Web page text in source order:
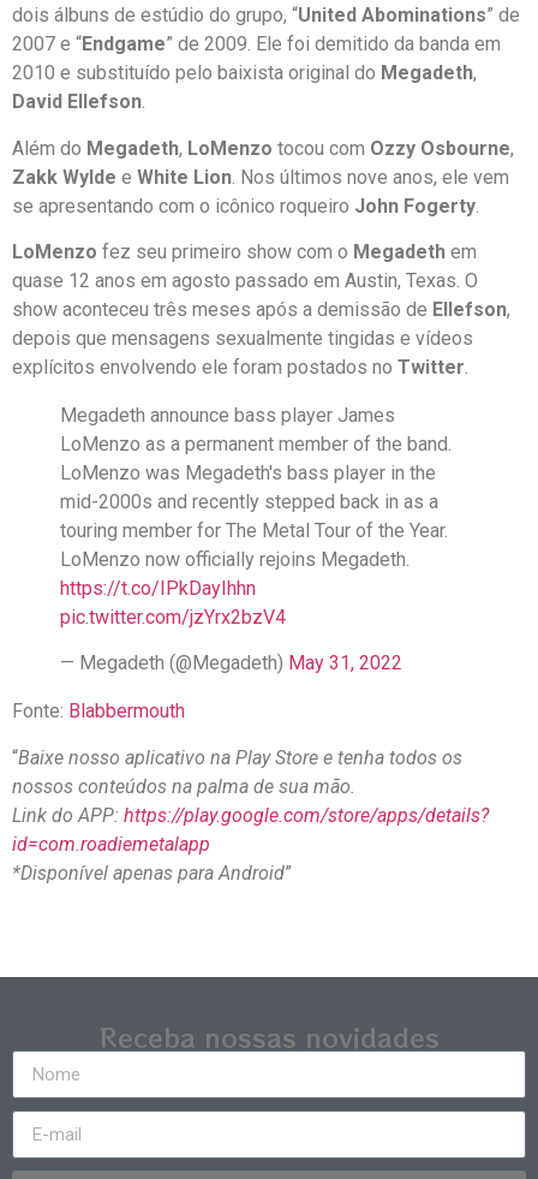
dois álbuns de estúdio do grupo, “United Abominations” de
2007 e “Endgame” de 2009. Ele foi demitido da banda em
2010 e substituído pelo baixista original do Megadeth,
David Ellefson.
Além do Megadeth, LoMenzo tocou com Ozzy Osbourne,
Zakk Wylde e White Lion . Nos últimos nove anos, ele vem
se apresentando com o icônico roqueiro John Fogerty
LoMenzo fez seu primeiro show com o Megadeth em
quase 12 anos em agosto passado em Austin, Texas. O
show aconteceu três meses após a demissão de Ellefson,
depois que mensagens sexualmente tingidas e vídeos
explícitos envolvendo ele foram postados no Twitter.
Megadeth announce bass player James
LoMenzo as a permanent member of the band.
LoMenzo was Megadeth's bass player in the
mid-2000s and recently stepped back in as a
touring member for The Metal Tour of the Year.
LoMenzo now officially rejoins Megadeth.
https://t.co/IPkDayIhhn
pic.twitter.com/jzYrx2bzV4
— Megadeth (@Megadeth) May 31, 2022
Fonte: Blabbermouth
“Baixe nosso aplicativo na Play Store e tenha todos os
nossos conteúdos na palma de sua mão.
Link do APP: https://play.google.com/store/apps/details?
id=com.roadiemetalapp
*Disponível apenas para Android”
Receba nossas novidades